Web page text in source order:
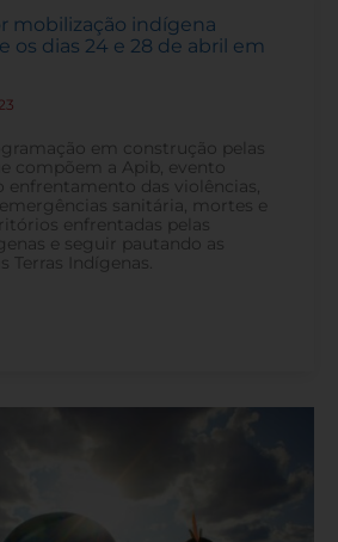
mobilização indígena
os dias 24 e 28 de abril em
em construção pelas
compõem a Apib, evento
enfrentamento das violências,
sanitária, mortes e
enfrentadas pelas
e seguir pautando as
Terras Indígenas.